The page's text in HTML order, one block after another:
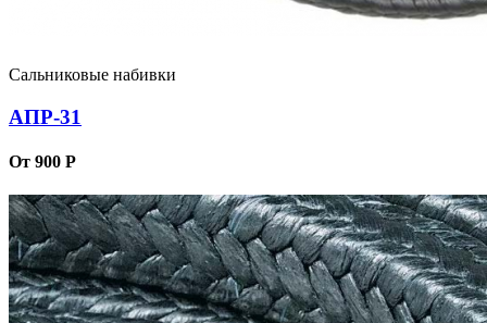
Сальниковые набивки
АПР-31
От 900 Р